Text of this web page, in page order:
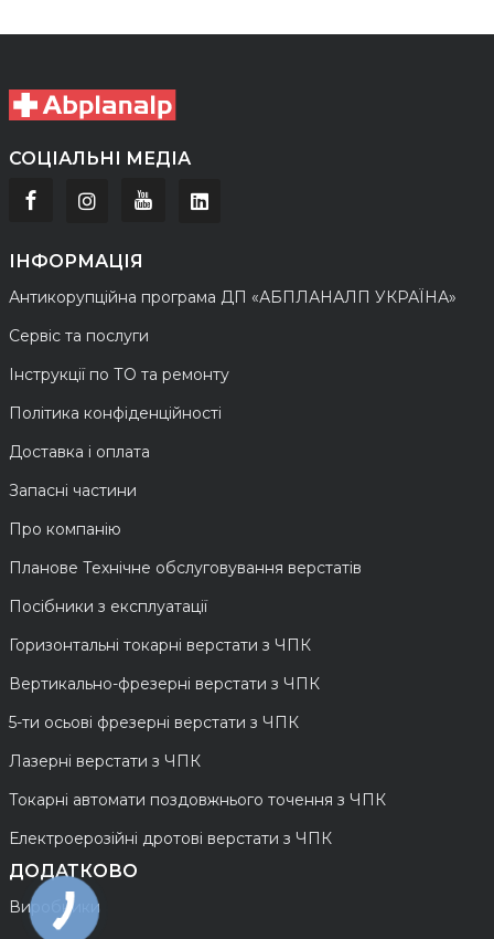
СОЦІАЛЬНІ МЕДІА
ІНФОРМАЦІЯ
Антикорупційна програма ДП «АБПЛАНАЛП УКРАЇНА»
Сервіс та послуги
Інструкції по ТО та ремонту
Політика конфіденційності
Доставка і оплата
Запасні частини
Про компанію
Планове Технічне обслуговування верстатів
Посібники з експлуатації
Горизонтальні токарні верстати з ЧПК
Вертикально-фрезерні верстати з ЧПК
5-ти осьові фрезерні верстати з ЧПК
Лазерні верстати з ЧПК
Токарні автомати поздовжнього точення з ЧПК
Електроерозійні дротові верстати з ЧПК
ДОДАТКОВО
Виробники